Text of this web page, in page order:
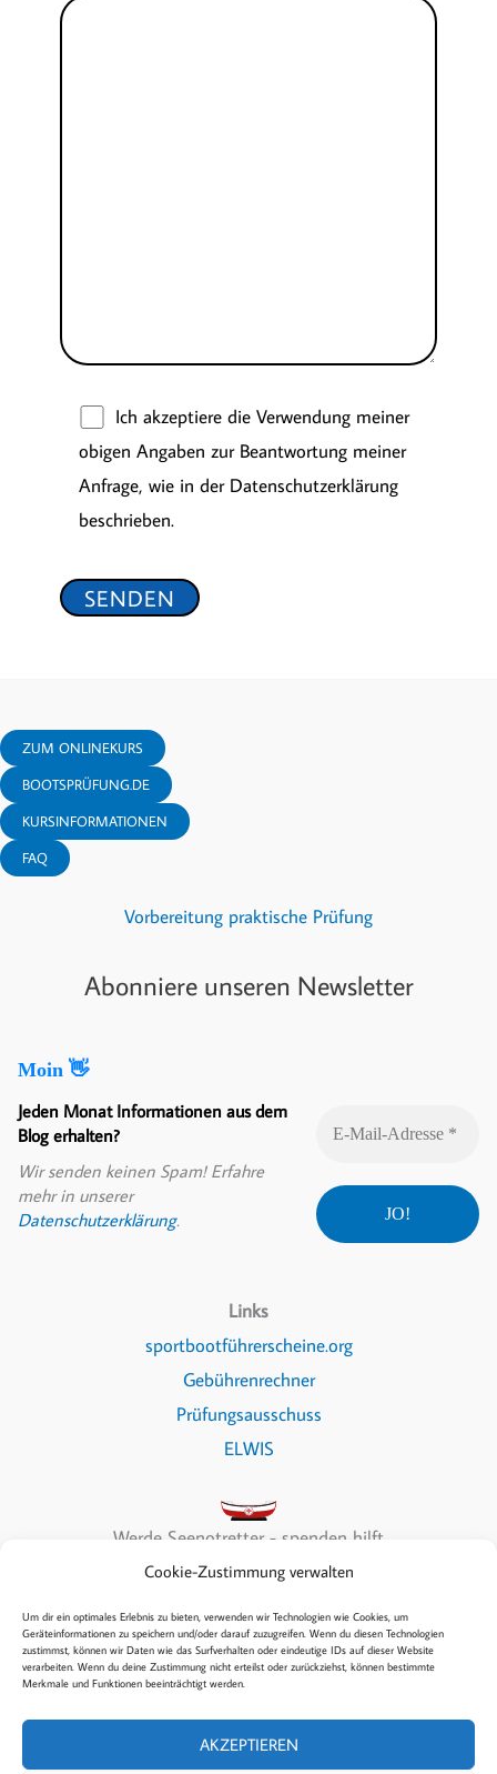
Cookie-Zustimmung verwalten
Um dir ein optimales Erlebnis zu bieten, verwenden wir Technologien wie Cookies, um
Geräteinformationen zu speichern und/oder darauf zuzugreifen. Wenn du diesen Technologien
zustimmst, können wir Daten wie das Surfverhalten oder eindeutige IDs auf dieser Website
verarbeiten. Wenn du deine Zustimmung nicht erteilst oder zurückziehst, können bestimmte
Merkmale und Funktionen beeinträchtigt werden.
AKZEPTIEREN
Ich akzeptiere die Verwendung meiner
obigen Angaben zur Beantwortung meiner
Anfrage, wie in der Datenschutzerklärung
beschrieben.
ZUM ONLINEKURS
BOOTSPRÜFUNG.DE
KURSINFORMATIONEN
FAQ
Vorbereitung praktische Prüfung
Abonniere unseren Newsletter
Moin 👋
Jeden Monat Informationen aus dem
Blog erhalten?
Wir senden keinen Spam! Erfahre
mehr in unserer
Datenschutzerklärung.
Links
sportbootführerscheine.org
Gebührenrechner
Prüfungsausschuss
ELWIS
Werde Seenotretter - spenden hilft
Copyright © 2026 Sea & Fun
Datenschutz